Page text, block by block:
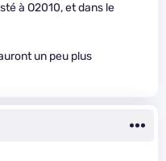
à O2010, et dans le
un peu plus